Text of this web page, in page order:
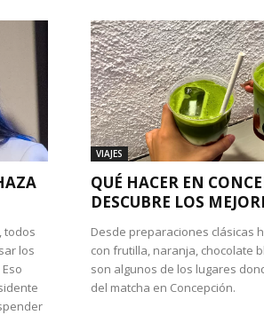
todos
los
VIAJES
QUÉ HACER EN
DESCUBRE LOS
Desde preparaciones clásicas
con frutilla, naranja, chocolate
son algunos de los lugares
del matcha en Concepción.